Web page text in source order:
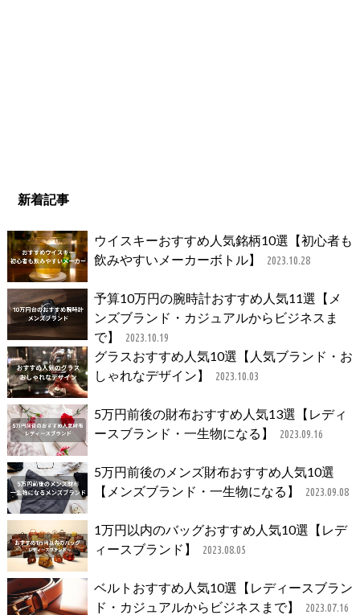
新着記事
ウイスキーおすすめ人気銘柄10選【初心者も
飲みやすいメーカーボトル】
2023.10.28
予算10万円の腕時計おすすめ人気11選【メ
ンズブランド・カジュアルからビジネスま
で】
2023.10.19
グラスおすすめ人気10選【人気ブランド・お
しゃれなデザイン】
2023.10.03
5万円前後の財布おすすめ人気13選【レディ
ースブランド・一生物になる】
2023.09.16
5万円前後のメンズ財布おすすめ人気10選
【メンズブランド・一生物になる】
2023.09.08
1万円以内のバッグおすすめ人気10選【レデ
ィースブランド】
2023.08.05
ベルトおすすめ人気10選【レディースブラン
ド・カジュアルからビジネスまで】
2023.07.16